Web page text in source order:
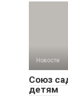
Новости
Союз
детям